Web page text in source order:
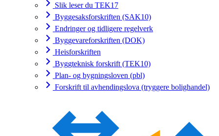
Slik leser du TEK17
Byggesaksforskriften (SAK10)
Endringer og tidligere regelverk
Byggevareforskriften (DOK)
Heisforskriften
Byggteknisk forskrift (TEK10)
Plan- og bygningsloven (pbl)
Forskrift til avhendingslova (tryggere bolighandel)